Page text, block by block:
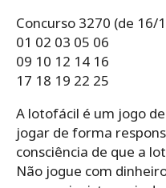
Concurso 3270 (de 16/
01 02 03 05 06
09 10 12 14 16
17 18 19 22 25
A lotofácil é um jogo
jogar de forma
consciência de que a
Não jogue com